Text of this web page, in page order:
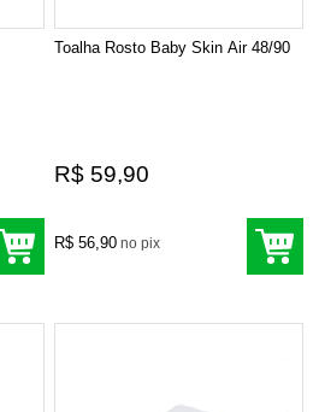
Toalha Rosto Baby Skin Air 48/90
R$ 59,90
R$ 56,90 no pix